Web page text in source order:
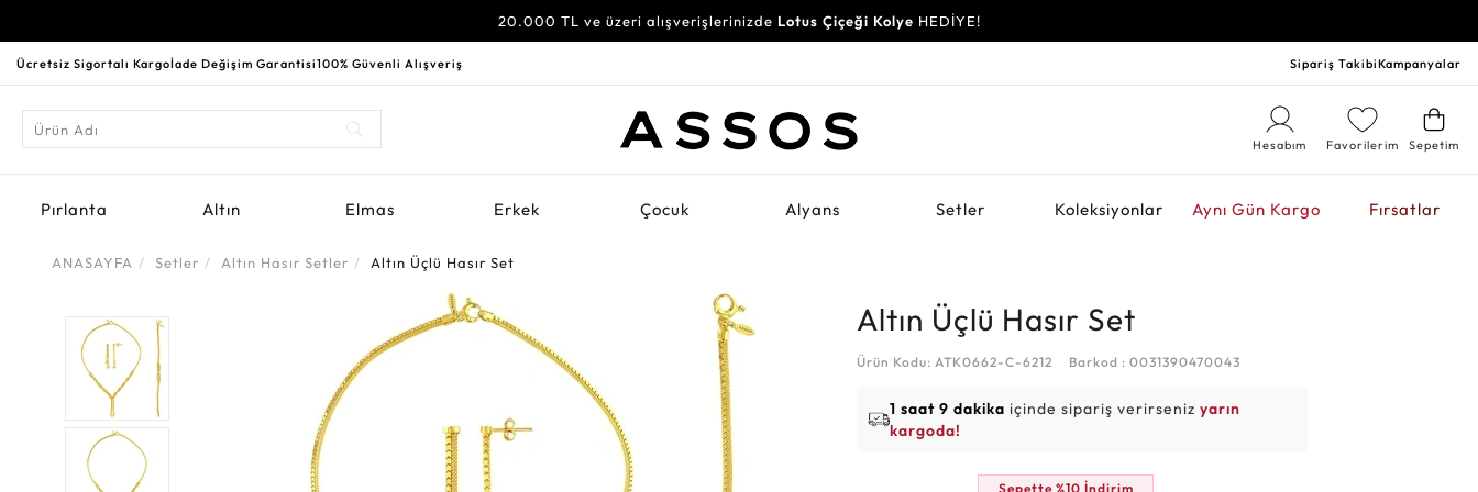
20.000 TL ve üzeri alışverişlerinizde Lotus Çiçeği Kolye HEDİYE!
Ücretsiz Sigortalı Kargoİade Değişim Garantisi100% Güvenli Alışveriş Sipariş TakibiKampanyalar
Sepetim
Favorilerim
Hesabım
Pırlanta Altın Elmas Erkek Çocuk Alyans Setler Koleksiyonlar Aynı Gün Kargo Fırsatlar
ANASAYFA Setler Altın Hasır Setler Altın Üçlü Hasır Set
Altın Üçlü Hasır Set
Ürün Kodu: ATK0662-C-6212 Barkod : 0031390470043
1 saat 9 dakika içinde sipariş verirsenizyarın
kargoda!
Sepette %10 İndirim